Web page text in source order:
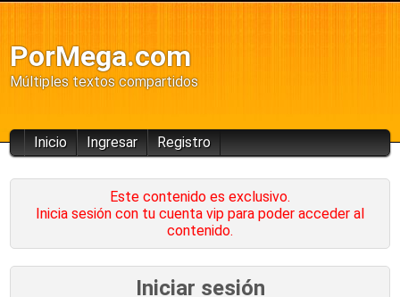
PorMega.com
Múltiples textos compartidos
Inicio Ingresar Registro
Este contenido es exclusivo.
Inicia sesión con tu cuenta vip para poder acceder al
contenido.
Iniciar sesión